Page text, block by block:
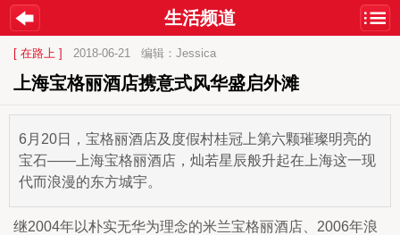
生活频道
[ 在路上 ] 2018-06-21 编辑：Jessica
上海宝格丽酒店携意式风华盛启外滩
6月20日，宝格丽酒店及度假村桂冠上第六颗璀璨明亮的
宝石——上海宝格丽酒店，灿若星辰般升起在上海这一现
代而浪漫的东方城宇。
继2004年以朴实无华为理念的米兰宝格丽酒店、2006年浪